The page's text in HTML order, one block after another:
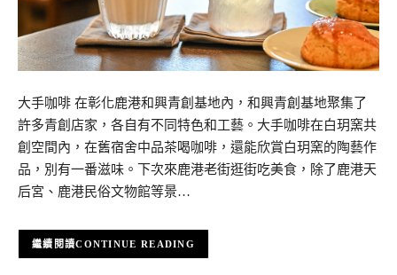
大手咖啡 在彰化鹿港和興青創基地內，和興青創基地聚集了
許多青創店家，各自有不同特色和工藝。大手咖啡在白玥窯共
創空間內，在舊宿舍中品茶喝咖啡，還能欣賞白玥窯的陶藝作
品，別有一番滋味。下次來鹿港老街逛街吃美食，除了鹿港天
后宮、鹿港民俗文物館等景…
CONTINUE READING